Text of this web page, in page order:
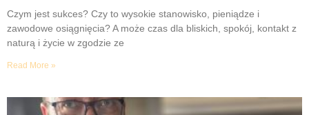
Czym jest sukces? Czy to wysokie stanowisko, pieniądze i
zawodowe osiągnięcia? A może czas dla bliskich, spokój, kontakt z
naturą i życie w zgodzie ze
Read More »